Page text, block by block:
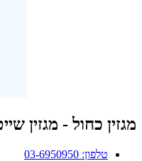
מגזין כחול - מגזין
טלפון: 03-6950950